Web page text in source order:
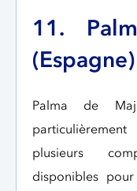
11.
Palma de
plusieurs
disponibles